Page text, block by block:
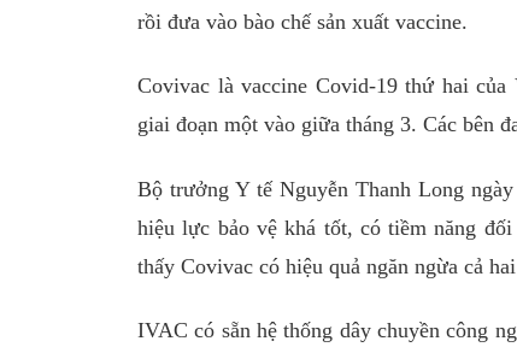
rồi đưa vào bào chế sản xuất vaccine.
Covivac là vaccine Covid-19 thứ hai
giai đoạn một vào giữa tháng 3. Các bên
Bộ trưởng Y tế Nguyễn Thanh Long
hiệu lực bảo vệ khá tốt, có tiềm năng
thấy Covivac có hiệu quả ngăn ngừa cả
IVAC có sẵn hệ thống dây chuyền công